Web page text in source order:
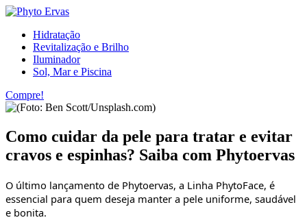
Hidratação
Revitalização e Brilho
Iluminador
Sol, Mar e Piscina
Compre!
Como cuidar da pele para tratar e evitar
cravos e espinhas? Saiba com Phytoervas
O último lançamento de Phytoervas, a Linha PhytoFace, é
essencial para quem deseja manter a pele uniforme, saudável
e bonita.